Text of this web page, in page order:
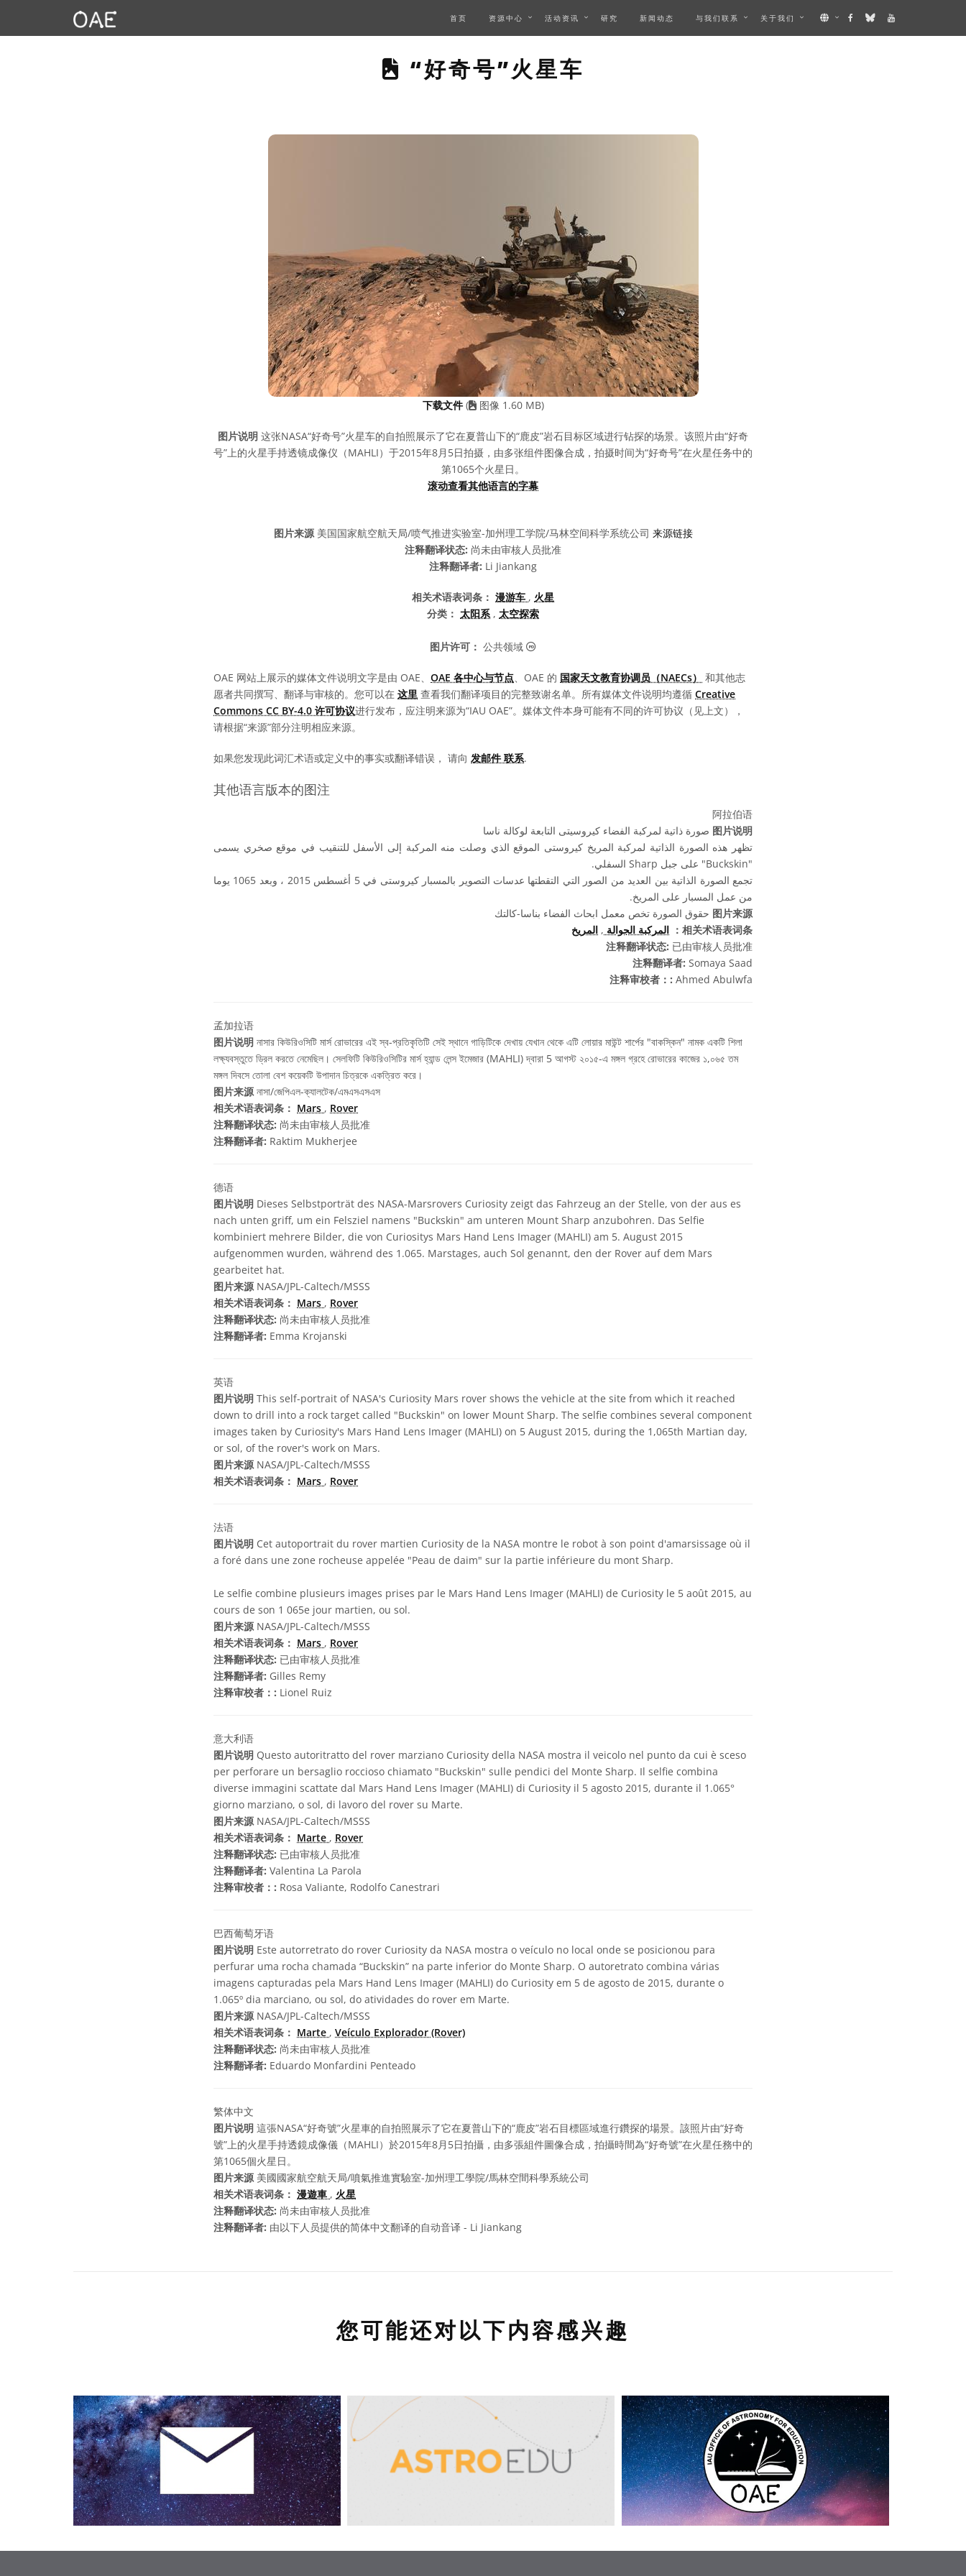
首页 资源中心 活动资讯 研究 新闻动态 与我们联系 关于我们
THIS PAGE DESCRIBES AN IMAGE
“好奇号”火星车
下载文件 ( 图像 1.60 MB)
图片说明 这张NASA“好奇号”火星车的自拍照展示了它在夏普山下的“鹿皮”岩石目标区域进行钻探的场景。该照片由“好奇
号”上的火星手持透镜成像仪（MAHLI）于2015年8月5日拍摄，由多张组件图像合成，拍摄时间为“好奇号”在火星任务中的
第1065个火星日。
滚动查看其他语言的字幕
图片来源美国国家航空航天局/喷气推进实验室-加州理工学院/马林空间科学系统公司 来源链接
注释翻译状态: 尚未由审核人员批准
注释翻译者: Li Jiankang
相关术语表词条： 漫游车 , 火星
分类： 太阳系, 太空探索
图片许可： 公共领域 公共领域 图标
OAE 网站上展示的媒体文件说明文字是由 OAE、 OAE 各中心与节点、OAE 的 国家天文教育协调员（NAECs）
和其他志
愿者共同撰写、翻译与审核的。您可以在 这里 查看我们翻译项目的完整致谢名单。所有媒体文件说明均遵循 Creative
Commons CC BY-4.0 许可协议进行发布，应注明来源为“IAU OAE”。媒体文件本身可能有不同的许可协议（见上文），
请根据“来源”部分注明相应来源。
如果您发现此词汇术语或定义中的事实或翻译错误， 请向 发邮件 联系.
其他语言版本的图注
阿拉伯语
图片说明 صورة ذاتية لمركبة الفضاء كيروسيتى التابعة لوكالة ناسا
تظهر هذه الصورة الذاتية لمركبة المريخ كيروستى الموقع الذي وصلت منه المركبة إلى الأسفل للتنقيب في موقع صخري يسمى
"Buckskin" على جبل Sharp السفلي.
تجمع الصورة الذاتية بين العديد من الصور التي التقطتها عدسات التصوير بالمسبار كيروستى في 5 أغسطس 2015 ، وبعد 1065 يوما
من عمل المسبار على المريخ.
图片来源 حقوق الصورة تخص معمل ابحاث الفضاء بناسا-كالتك
相关术语表词条：
المركبة الجوالة , المريخ
注释翻译状态: 已由审核人员批准
注释翻译者: Somaya Saad
注释审校者：: Ahmed Abulwfa
孟加拉语
图片说明 নাসার কিউরিওসিটি মার্স রোভারের এই স্ব-প্রতিকৃতিটি সেই স্থানে গাড়িটিকে দেখায় যেখান থেকে এটি লোয়ার মাউন্ট শার্পের "বাকস্কিন" নামক একটি শিলা
লক্ষ্যবস্তুতে ড্রিল করতে নেমেছিল। সেলফিটি কিউরিওসিটির মার্স হ্যান্ড লেন্স ইমেজার (MAHLI) দ্বারা 5 আগস্ট ২০১৫-এ মঙ্গল গ্রহে রোভারের কাজের ১,০৬৫ তম
মঙ্গল দিবসে তোলা বেশ কয়েকটি উপাদান চিত্রকে একত্রিত করে।
图片来源নাসা/জেপিএল-ক্যালটেক/এমএসএসএস
相关术语表词条： Mars , Rover
注释翻译状态: 尚未由审核人员批准
注释翻译者: Raktim Mukherjee
德语
图片说明 Dieses Selbstporträt des NASA-Marsrovers Curiosity zeigt das Fahrzeug an der Stelle, von der aus es
nach unten griff, um ein Felsziel namens "Buckskin" am unteren Mount Sharp anzubohren. Das Selfie
kombiniert mehrere Bilder, die von Curiositys Mars Hand Lens Imager (MAHLI) am 5. August 2015
aufgenommen wurden, während des 1.065. Marstages, auch Sol genannt, den der Rover auf dem Mars
gearbeitet hat.
图片来源NASA/JPL-Caltech/MSSS
相关术语表词条： Mars , Rover
注释翻译状态: 尚未由审核人员批准
注释翻译者: Emma Krojanski
英语
图片说明 This self-portrait of NASA's Curiosity Mars rover shows the vehicle at the site from which it reached
down to drill into a rock target called "Buckskin" on lower Mount Sharp. The selfie combines several component
images taken by Curiosity's Mars Hand Lens Imager (MAHLI) on 5 August 2015, during the 1,065th Martian day,
or sol, of the rover's work on Mars.
图片来源NASA/JPL-Caltech/MSSS
相关术语表词条： Mars , Rover
法语
图片说明 Cet autoportrait du rover martien Curiosity de la NASA montre le robot à son point d'amarsissage où il
a foré dans une zone rocheuse appelée "Peau de daim" sur la partie inférieure du mont Sharp.
Le selfie combine plusieurs images prises par le Mars Hand Lens Imager (MAHLI) de Curiosity le 5 août 2015, au
cours de son 1 065e jour martien, ou sol.
图片来源NASA/JPL-Caltech/MSSS
相关术语表词条： Mars , Rover
注释翻译状态: 已由审核人员批准
注释翻译者: Gilles Remy
注释审校者：: Lionel Ruiz
意大利语
图片说明 Questo autoritratto del rover marziano Curiosity della NASA mostra il veicolo nel punto da cui è sceso
per perforare un bersaglio roccioso chiamato "Buckskin" sulle pendici del Monte Sharp. Il selfie combina
diverse immagini scattate dal Mars Hand Lens Imager (MAHLI) di Curiosity il 5 agosto 2015, durante il 1.065°
giorno marziano, o sol, di lavoro del rover su Marte.
图片来源NASA/JPL-Caltech/MSSS
相关术语表词条： Marte , Rover
注释翻译状态: 已由审核人员批准
注释翻译者: Valentina La Parola
注释审校者：: Rosa Valiante, Rodolfo Canestrari
巴西葡萄牙语
图片说明 Este autorretrato do rover Curiosity da NASA mostra o veículo no local onde se posicionou para
perfurar uma rocha chamada “Buckskin” na parte inferior do Monte Sharp. O autoretrato combina várias
imagens capturadas pela Mars Hand Lens Imager (MAHLI) do Curiosity em 5 de agosto de 2015, durante o
1.065º dia marciano, ou sol, do atividades do rover em Marte.
图片来源NASA/JPL-Caltech/MSSS
相关术语表词条： Marte , Veículo Explorador (Rover)
注释翻译状态: 尚未由审核人员批准
注释翻译者: Eduardo Monfardini Penteado
繁体中文
图片说明 這張NASA“好奇號”火星車的自拍照展示了它在夏普山下的“鹿皮”岩石目標區域進行鑽探的場景。該照片由“好奇
號”上的火星手持透鏡成像儀（MAHLI）於2015年8月5日拍攝，由多張組件圖像合成，拍攝時間為“好奇號”在火星任務中的
第1065個火星日。
图片来源美國國家航空航天局/噴氣推進實驗室-加州理工學院/馬林空間科學系統公司
相关术语表词条： 漫遊車 , 火星
注释翻译状态: 尚未由审核人员批准
注释翻译者: 由以下人员提供的简体中文翻译的自动音译 - Li Jiankang
您可能还对以下内容感兴趣